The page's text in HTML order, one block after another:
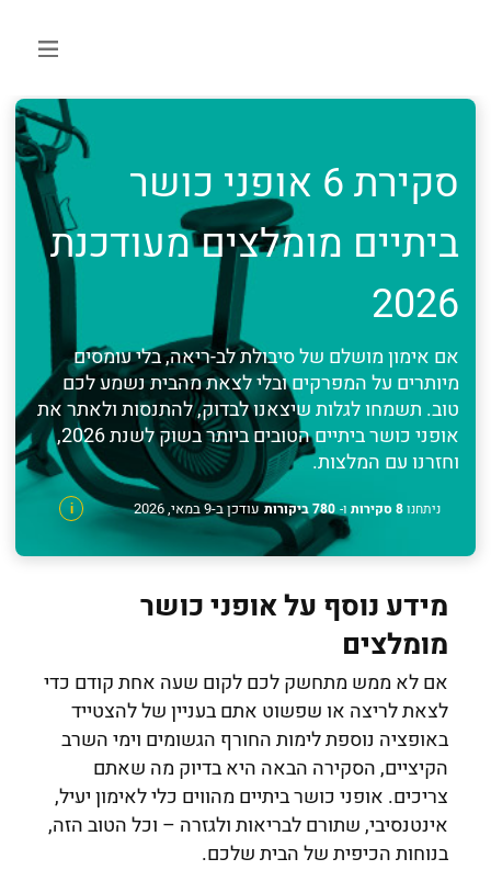
סקירת 6 אופני כושר
ביתיים מומלצים מעודכנת
2026
אם אימון מושלם של סיבולת לב-ריאה, בלי עומסים
מיותרים על המפרקים ובלי לצאת מהבית נשמע לכם
טוב. תשמחו לגלות שיצאנו לבדוק, להתנסות ולאתר את
אופני כושר ביתיים הטובים ביותר בשוק לשנת 2026,
וחזרנו עם המלצות.
ניתחנו8 סקירות ו- 780 ביקורות i עודכן ב-9 במאי, 2026
מידע נוסף על אופני כושר
מומלצים
אם לא ממש מתחשק לכם לקום שעה אחת קודם כדי
לצאת לריצה או שפשוט אתם בעניין של להצטייד
באופציה נוספת לימות החורף הגשומים וימי השרב
הקיציים, הסקירה הבאה היא בדיוק מה שאתם
צריכים. אופני כושר ביתיים מהווים כלי לאימון יעיל,
אינטנסיבי, שתורם לבריאות ולגזרה – וכל הטוב הזה,
בנוחות הכיפית של הבית שלכם.